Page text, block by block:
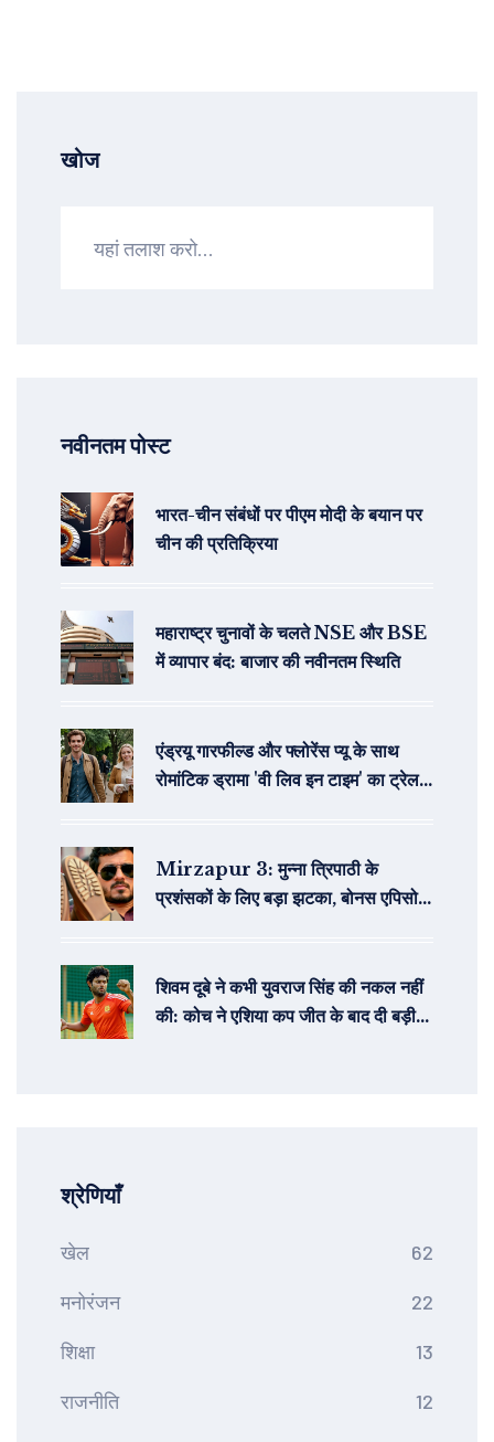
खोज
नवीनतम पोस्ट
भारत-चीन संबंधों पर पीएम मोदी के बयान पर
चीन की प्रतिक्रिया
महाराष्ट्र चुनावों के चलते NSE और BSE
में व्यापार बंद: बाजार की नवीनतम स्थिति
एंड्रयू गारफील्ड और फ्लोरेंस प्यू के साथ
रोमांटिक ड्रामा 'वी लिव इन टाइम' का ट्रेलर
Mirzapur 3: मुन्‍ना त्रिपाठी के
प्रशंसकों के लिए बड़ा झटका, बोनस एपिसोड
शिवम दूबे ने कभी युवराज सिंह की नकल नहीं
की: कोच ने एशिया कप जीत के बाद दी बड़ी
श्रेणियाँ
खेल 62
मनोरंजन 22
शिक्षा 13
राजनीति 12